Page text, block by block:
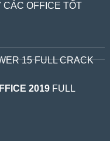
CÁC OFFICE TỐT
15 FULL CRACK
2019FULL